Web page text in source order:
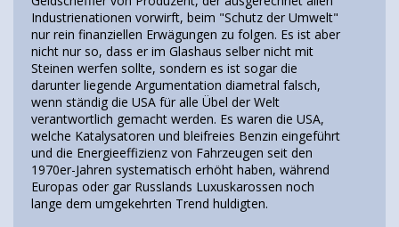
Industrienationen vorwirft, beim "Schutz der Umwelt"
nur rein finanziellen Erwägungen zu folgen. Es ist aber
nicht nur so, dass er im Glashaus selber nicht mit
Steinen werfen sollte, sondern es ist sogar die
darunter liegende Argumentation diametral falsch,
wenn ständig die USA für alle Übel der Welt
verantwortlich gemacht werden. Es waren die USA,
welche Katalysatoren und bleifreies Benzin eingeführt
und die Energieeffizienz von Fahrzeugen seit den
1970er-Jahren systematisch erhöht haben, während
Europas oder gar Russlands Luxuskarossen noch
lange dem umgekehrten Trend huldigten.